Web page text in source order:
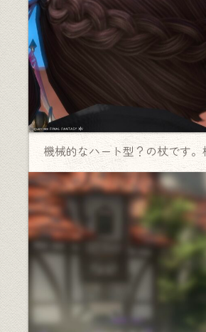
機械的なハート型？の杖です